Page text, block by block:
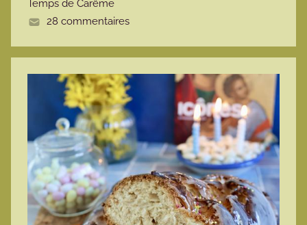
Temps de Carême
28 commentaires